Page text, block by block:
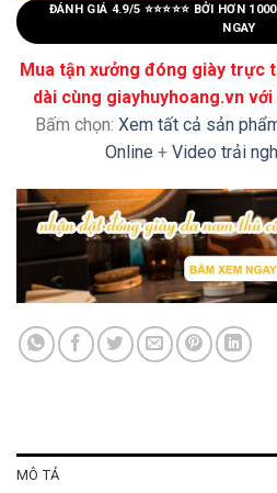
ĐÁNH GIÁ 4.9/5 ⭐⭐⭐⭐⭐ BỞI HƠN
NGAY
Mua tận xưởng đóng giày trực
dài cùng giayhuyhoang.vn
Bấm chọn: Xem tất cả sản
Online + Video trải
MÔ TẢ